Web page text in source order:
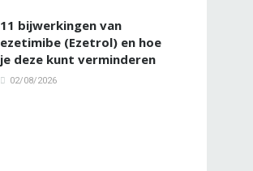
11 bijwerkingen van
ezetimibe (Ezetrol) en hoe
je deze kunt verminderen
02/08/2026